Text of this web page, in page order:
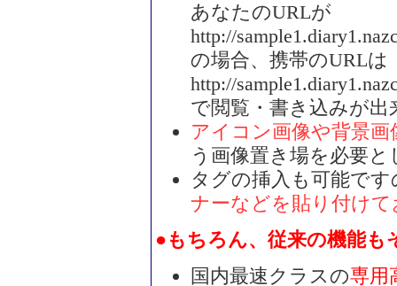
あなたのURLが
http://
の場合、携帯のURLは
http://
で閲覧・書き込みが出
アイコン画像や背景
う画像置き場を必要
タグの挿入も可能です
ナーなどを貼り付け
●もちろん、従来の機能
国内最速クラスの専用